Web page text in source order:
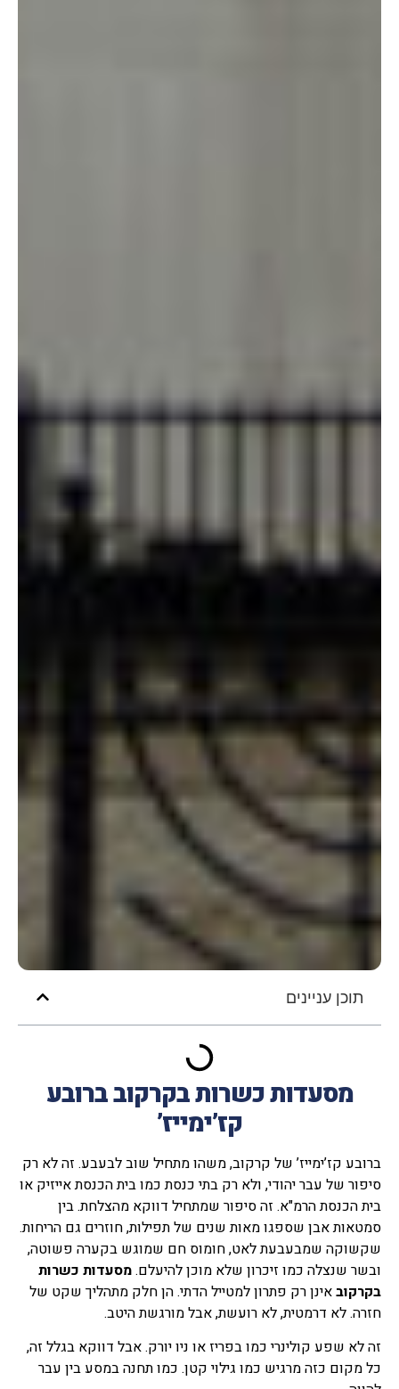
תוכן עניינים
מסעדות כשרות בקרקוב ברובע
קז’ימייז’
ברובע קז’ימייז’ של קרקוב, משהו מתחיל שוב לבעבע. זה לא רק
סיפור של עבר יהודי, ולא רק בתי כנסת כמו בית הכנסת אייזיק או
בית הכנסת הרמ"א. זה סיפור שמתחיל דווקא מהצלחת. בין
סמטאות אבן שספגו מאות שנים של תפילות, חוזרים גם הריחות.
שקשוקה שמבעבעת לאט, חומוס חם שמוגש בקערה פשוטה,
ובשר שנצלה כמו זיכרון שלא מוכן להיעלם.מסעדות כשרות
בקרקובאינן רק פתרון למטייל הדתי. הן חלק מתהליך שקט של
חזרה. לא דרמטית, לא רועשת, אבל מורגשת היטב.
זה לא שפע קולינרי כמו בפריז או ניו יורק. אבל דווקא בגלל זה,
כל מקום כזה מרגיש כמו גילוי קטן. כמו תחנה במסע בין עבר